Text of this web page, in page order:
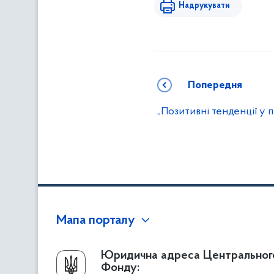
Надрукувати
Попередня
„Позитивні тенденції у
Мапа порталу
Про Фонд
Керівництво
Юридична адреса
Фонду: